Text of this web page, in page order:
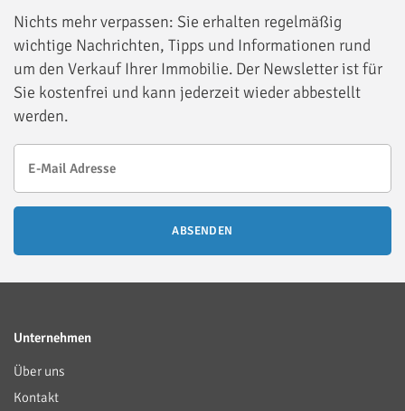
Nichts mehr verpassen: Sie erhalten regelmäßig
wichtige Nachrichten, Tipps und Informationen rund
um den Verkauf Ihrer Immobilie. Der Newsletter ist für
Sie kostenfrei und kann jederzeit wieder abbestellt
werden.
ABSENDEN
Unternehmen
Über uns
Kontakt